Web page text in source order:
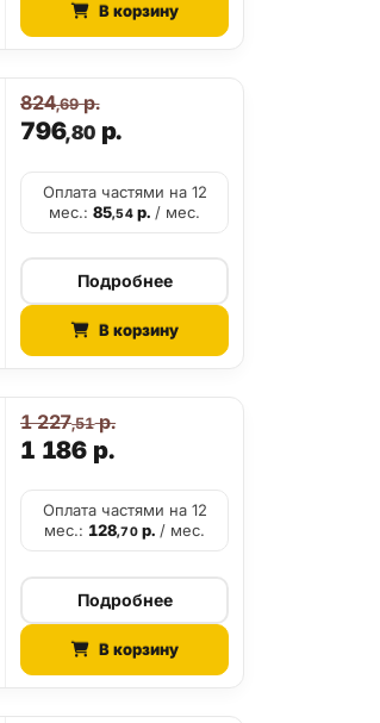
В корзину
796,80р.
824,69р.
Оплата частями на 12
мес.:85,54р./ мес.
Подробнее
В корзину
1 186 р.
1 227,51р.
Оплата частями на 12
мес.: 128,70р./ мес.
Подробнее
В корзину